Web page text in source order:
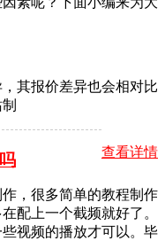
其报价差异也会相对比
查看详情
，很多简单的教程制作
配上一个截频就好了。
视频的播放才可以。毕